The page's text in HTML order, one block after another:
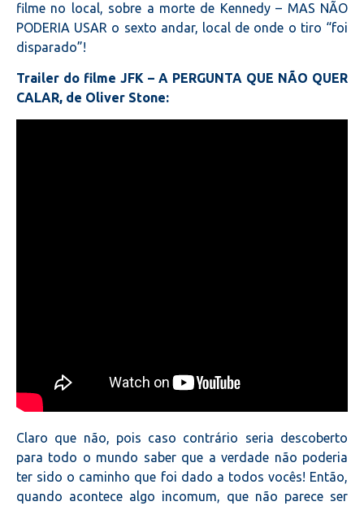
filme no local, sobre a morte de Kennedy – MAS NÃO
PODERIA USAR o sexto andar, local de onde o tiro “foi
disparado”!
Trailer do filme JFK – A PERGUNTA QUE NÃO QUER
CALAR, de Oliver Stone:
Claro que não, pois caso contrário seria descoberto
para todo o mundo saber que a verdade não poderia
ter sido o caminho que foi dado a todos vocês! Então,
quando acontece algo incomum, que não parece ser